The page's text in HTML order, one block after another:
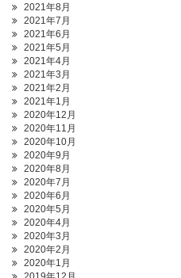
2021年8月
2021年7月
2021年6月
2021年5月
2021年4月
2021年3月
2021年2月
2021年1月
2020年12月
2020年11月
2020年10月
2020年9月
2020年8月
2020年7月
2020年6月
2020年5月
2020年4月
2020年3月
2020年2月
2020年1月